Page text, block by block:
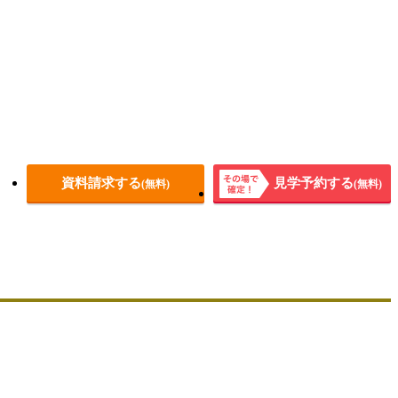
資料請求する(無料)
その場
見学予約する(無料)